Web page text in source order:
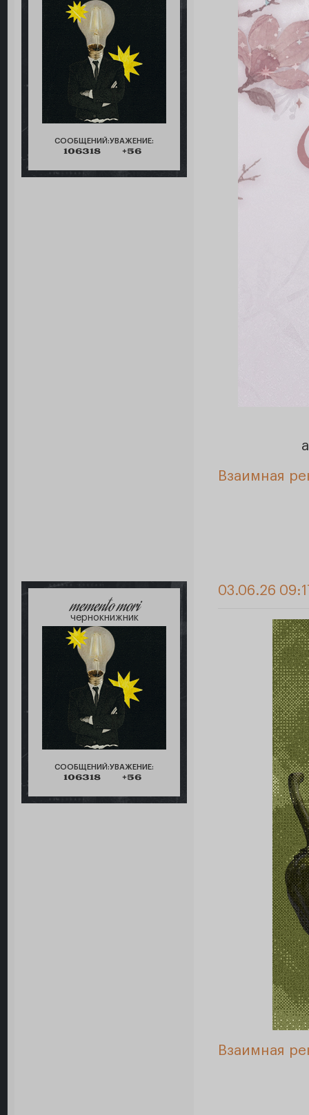
СООБЩЕНИЙ:
106318
УВАЖЕНИЕ:
+56
Взаимная
memento mori
чернокнижник
СООБЩЕНИЙ:
106318
УВАЖЕНИЕ:
+56
03.06.26
Взаимная